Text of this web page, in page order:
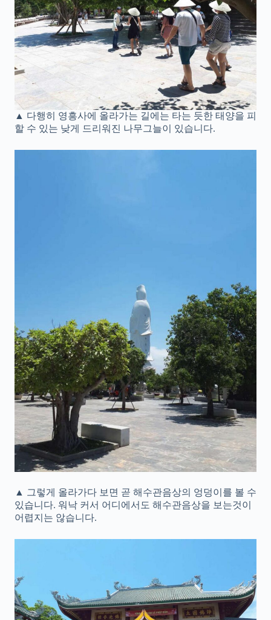
▲ 다행히 영흥사에 올라가는 길에는 타는 듯한 태양을 피
할 수 있는 낮게 드리워진 나무그늘이 있습니다.
▲ 그렇게 올라가다 보면 곧 해수관음상의 엉덩이를 볼 수
있습니다. 워낙 커서 어디에서도 해수관음상을 보는것이
어렵지는 않습니다.